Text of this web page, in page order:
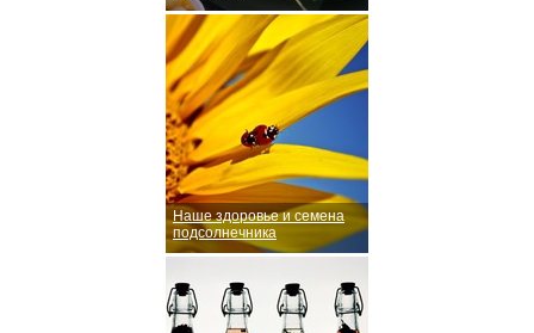
Наше здоровье и семена
подсолнечника